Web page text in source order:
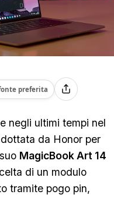
preferita
negli ultimi tempi nel
da Honor per
MagicBook Art 14
di un modulo
tramite pogo pin,